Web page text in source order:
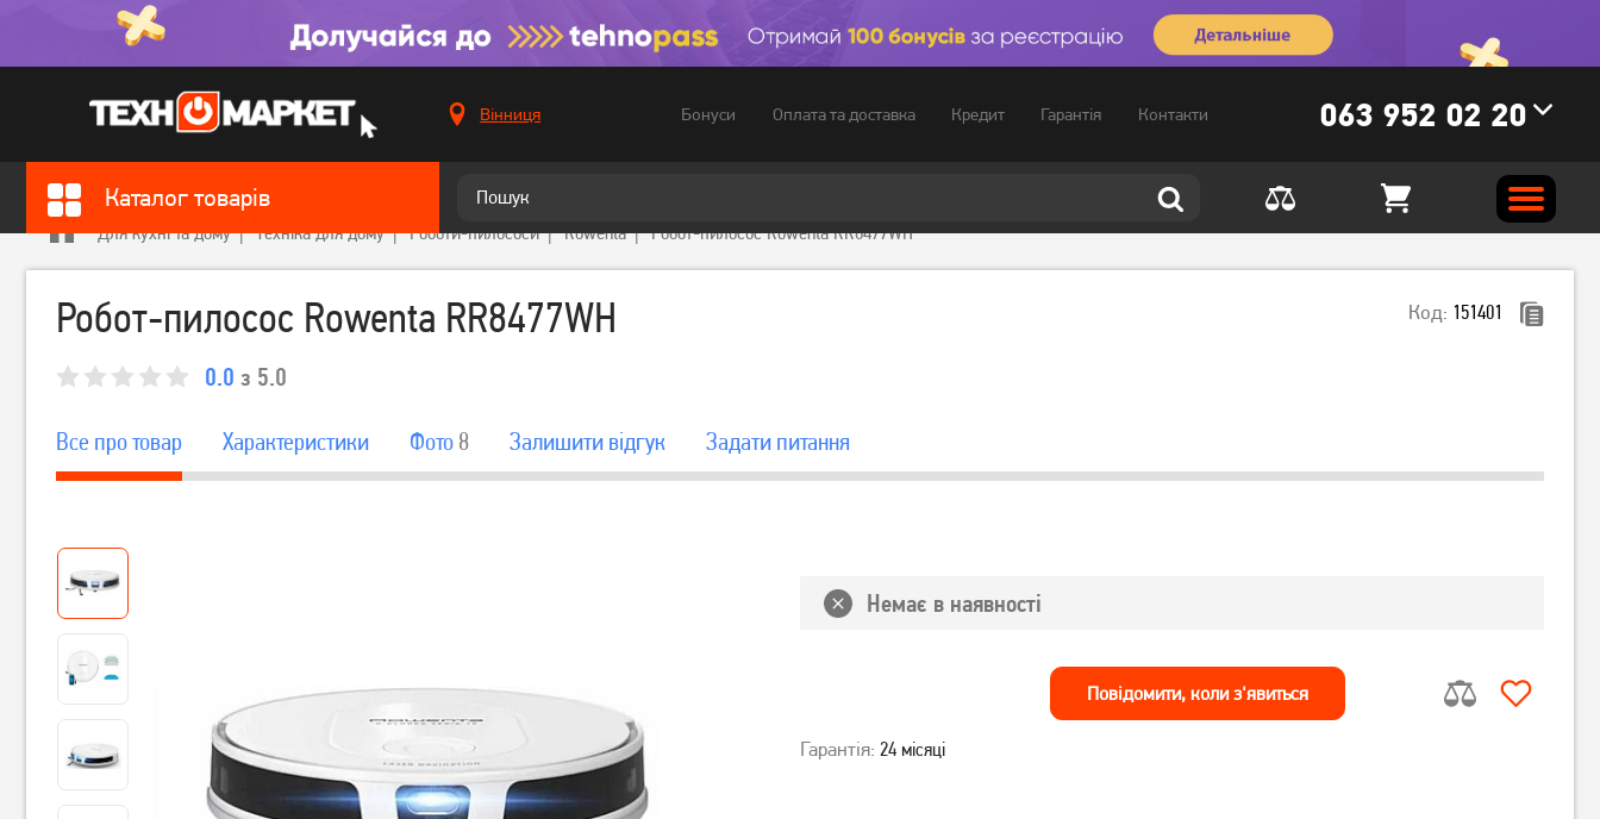
Вінниця Бонуси Оплата та доставка Кредит Гарантія Контакти 063 952 02 20
Каталог товарів
Для кухні та дому Техніка для дому Роботи-пилососи Rowenta Робот-пилосос Rowenta RR8477WH
Робот-пилосос Rowenta RR8477WH Код: 151401
0.0 з 5.0
Все про товар Характеристики Фото 8 Залишити вiдгук Задати питання
Немає в наявності
Повiдомити, коли з'явиться
Гарантія: 24 місяці